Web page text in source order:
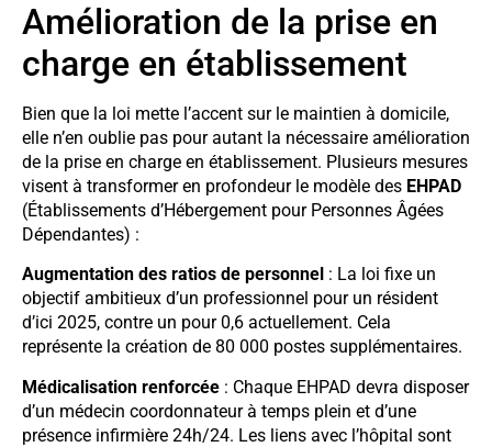
Amélioration de la prise en
charge en établissement
Bien que la loi mette l’accent sur le maintien à domicile,
elle n’en oublie pas pour autant la nécessaire amélioration
de la prise en charge en établissement. Plusieurs mesures
visent à transformer en profondeur le modèle des EHPAD
(Établissements d’Hébergement pour Personnes Âgées
Dépendantes) :
Augmentation des ratios de personnel : La loi fixe un
objectif ambitieux d’un professionnel pour un résident
d’ici 2025, contre un pour 0,6 actuellement. Cela
représente la création de 80 000 postes supplémentaires.
Médicalisation renforcée : Chaque EHPAD devra disposer
d’un médecin coordonnateur à temps plein et d’une
présence infirmière 24h/24. Les liens avec l’hôpital sont